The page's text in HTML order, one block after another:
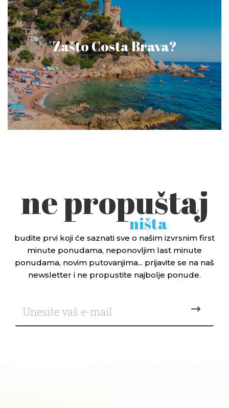
Zašto Costa Brava?
ne propuštaj
ništa
budite prvi koji će saznati sve o našim izvrsnim first
minute ponudama, neponovljim last minute
ponudama, novim putovanjima... prijavite se na naš
newsletter i ne propustite najbolje ponude.